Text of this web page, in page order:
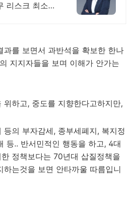
리스크 최소화
과를 보면서 과반석을 확보한 한나
지지자들을 보며 이해가 안가는
위하고, 중도를 지향한다고하지만,
등의 부자감세, 종부세폐지, 복지정
등.. 반서민적인 행동을 하고, 4대
정책보다는 70년대 삽질정책을
는것을 보면 안타까울 따름입니